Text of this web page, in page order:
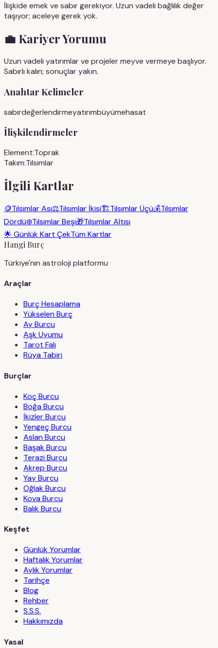
İlişkide emek ve sabır gerekiyor. Uzun vadeli bağlılık değer
taşıyor; aceleye gerek yok.
💼 Kariyer Yorumu
Uzun vadeli yatırımlar ve projeler meyve vermeye başlıyor.
Sabırlı kalın; sonuçlar yakın.
Anahtar Kelimeler
sabırdeğerlendirmeyatırımbüyümehasat
İlişkilendirmeler
Element:Toprak
Takım:Tılsımlar
İlgili Kartlar
🪙Tılsımlar Ası⚖️Tılsımlar İkisi🏗️Tılsımlar Üçü💰Tılsımlar
Dördü❄️Tılsımlar Beşi🎁Tılsımlar Altısı
🌟 Günlük Kart ÇekTüm Kartlar
Hangi Burç
Türkiye'nin astroloji platformu
Araçlar
Burç Hesaplama
Yükselen Burç
Ay Burcu
Aşk Uyumu
Tarot Falı
Rüya Tabiri
Burçlar
Koç Burcu
Boğa Burcu
İkizler Burcu
Yengeç Burcu
Aslan Burcu
Başak Burcu
Terazi Burcu
Akrep Burcu
Yay Burcu
Oğlak Burcu
Kova Burcu
Balık Burcu
Keşfet
Günlük Yorumlar
Haftalık Yorumlar
Aylık Yorumlar
Tarihçe
Blog
Rehber
S.S.S.
Hakkımızda
Yasal